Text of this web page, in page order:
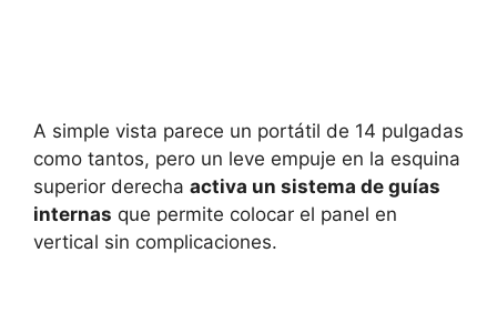
A simple vista parece un portátil de 14 pulgadas
como tantos, pero un leve empuje en la esquina
superior derecha activa un sistema de guías
internas que permite colocar el panel en
vertical sin complicaciones.